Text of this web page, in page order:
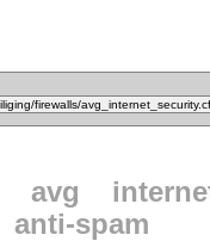
avg
anti-spam